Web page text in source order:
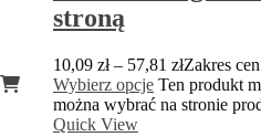
stroną
10,09 zł – 57,81 złZakres
Wybierz opcje Ten produkt
można wybrać na stronie
Quick View